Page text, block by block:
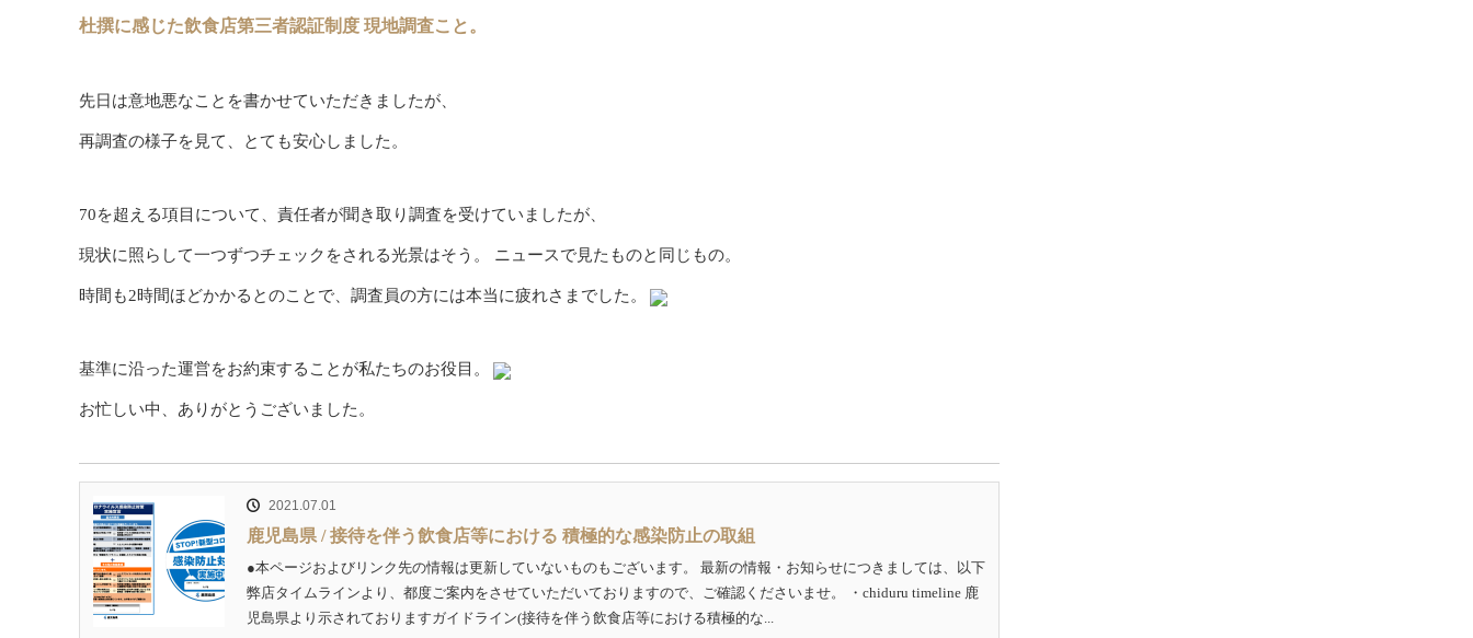
杜撰に感じた飲食店第三者認証制度 現地調査こと。
先日は意地悪なことを書かせていただきましたが、
再調査の様子を見て、とても安心しました。
70を超える項目について、責任者が聞き取り調査を受けていましたが、
現状に照らして一つずつチェックをされる光景はそう。 ニュースで見たものと同じもの。
時間も2時間ほどかかるとのことで、調査員の方には本当に疲れさまでした。
基準に沿った運営をお約束することが私たちのお役目。
お忙しい中、ありがとうございました。
2021.07.01
鹿児島県 / 接待を伴う飲食店等における 積極的な感染防止の取組
●本ページおよびリンク先の情報は更新していないものもございます。 最新の情報・お知らせにつきましては、以下
弊店タイムラインより、都度ご案内をさせていただいておりますので、ご確認くださいませ。 ・chiduru timeline 鹿
児島県より示されておりますガイドライン(接待を伴う飲食店等における積極的な...